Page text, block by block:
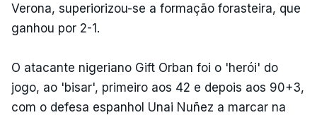
Verona, superiorizou-se a formação forasteira, que
ganhou por 2-1.
O atacante nigeriano Gift Orban foi o 'herói' do
jogo, ao 'bisar', primeiro aos 42 e depois aos 90+3,
com o defesa espanhol Unai Nuñez a marcar na